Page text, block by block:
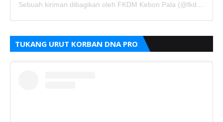
Sebuah kiriman dibagikan oleh FKDM Kebon Pala (@fkdm_kebonpala)
TUKANG URUT KORBAN DNA PRO